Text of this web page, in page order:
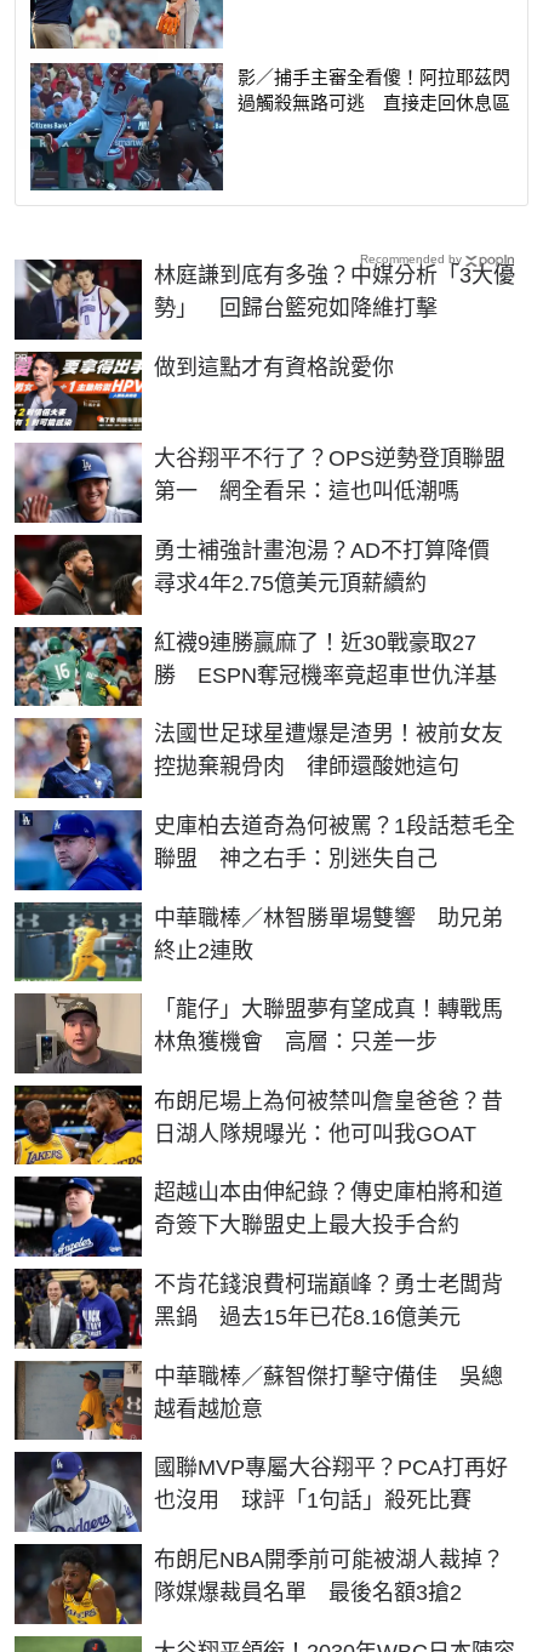
影／捕手主審全看傻！阿拉耶茲閃
過觸殺無路可逃 直接走回休息區
林庭謙到底有多強？中媒分析「3大優
勢」 回歸台籃宛如降維打擊
做到這點才有資格說愛你
PR
大谷翔平不行了？OPS逆勢登頂聯盟
第一 網全看呆：這也叫低潮嗎
勇士補強計畫泡湯？AD不打算降價
尋求4年2.75億美元頂薪續約
紅襪9連勝贏麻了！近30戰豪取27
勝 ESPN奪冠機率竟超車世仇洋基
法國世足球星遭爆是渣男！被前女友
控拋棄親骨肉 律師還酸她這句
史庫柏去道奇為何被罵？1段話惹毛全
聯盟 神之右手：別迷失自己
中華職棒／林智勝單場雙響 助兄弟
終止2連敗
「龍仔」大聯盟夢有望成真！轉戰馬
林魚獲機會 高層：只差一步
布朗尼場上為何被禁叫詹皇爸爸？昔
日湖人隊規曝光：他可叫我GOAT
超越山本由伸紀錄？傳史庫柏將和道
奇簽下大聯盟史上最大投手合約
不肯花錢浪費柯瑞巔峰？勇士老闆背
黑鍋 過去15年已花8.16億美元
中華職棒／蘇智傑打擊守備佳 吳總
越看越尬意
國聯MVP專屬大谷翔平？PCA打再好
也沒用 球評「1句話」殺死比賽
布朗尼NBA開季前可能被湖人裁掉？
隊媒爆裁員名單 最後名額3搶2
Recommended by